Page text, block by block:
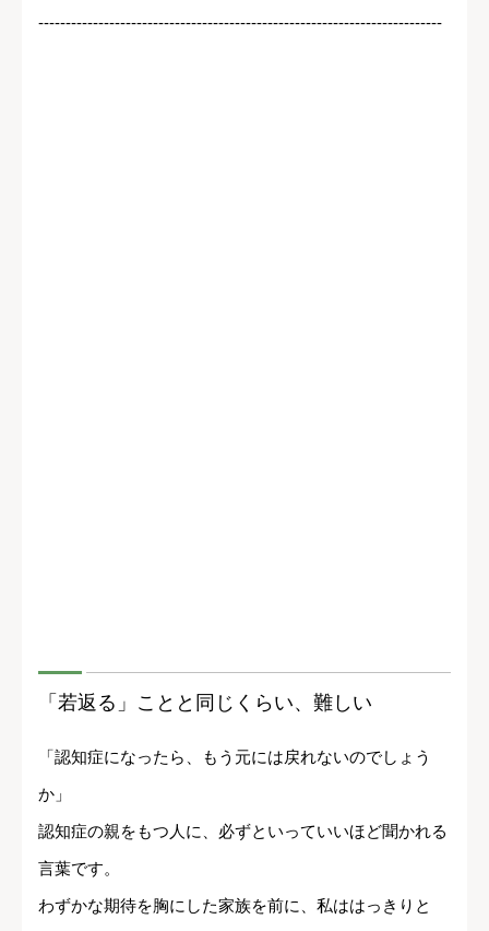
--------------------------------------------------------------------------
「若返る」ことと同じくらい、難しい
「認知症になったら、もう元には戻れないのでしょう
か」
認知症の親をもつ人に、必ずといっていいほど聞かれる
言葉です。
わずかな期待を胸にした家族を前に、私ははっきりと